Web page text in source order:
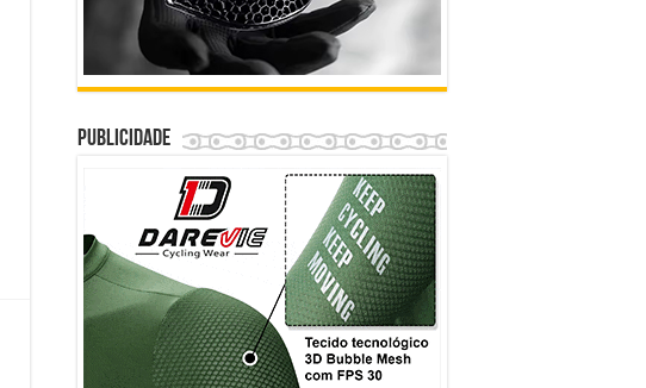
Publicidade